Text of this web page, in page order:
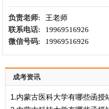
负责老师:
王老师
联系电话:
19969516926
微信号码:
19969516926
成考资讯
1.内蒙古医科大学有哪些函授